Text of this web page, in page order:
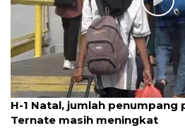
H-1 Natal, jumlah penumpang
Ternate masih meningkat